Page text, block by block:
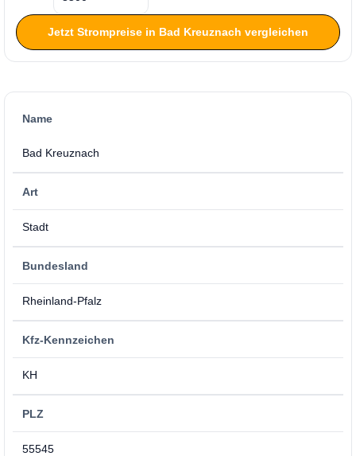
Jetzt Strompreise in Bad Kreuznach vergleichen
Name
Bad Kreuznach
Art
Stadt
Bundesland
Rheinland-Pfalz
Kfz-Kennzeichen
KH
PLZ
55545